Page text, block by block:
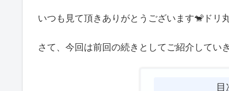
いつも見て頂きありがとうございます🐒ドリ
さて、今回は前回の続きとしてご紹介してい
目